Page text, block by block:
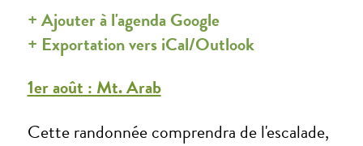
+ Ajouter à l'agenda Google
+ Exportation vers iCal/Outlook
1er août : Mt. Arab
Cette randonnée comprendra de l'escalade,